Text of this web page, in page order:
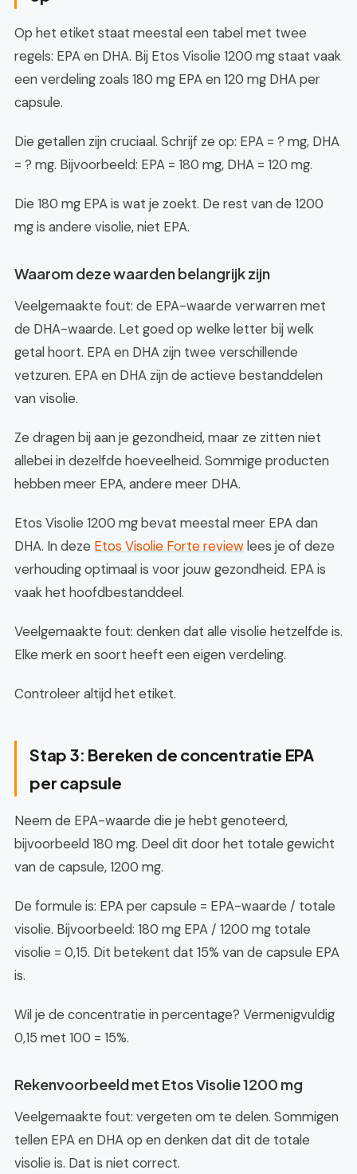
Op het etiket staat meestal een tabel met twee
regels: EPA en DHA. Bij Etos Visolie 1200 mg staat vaak
een verdeling zoals 180 mg EPA en 120 mg DHA per
capsule.
Die getallen zijn cruciaal. Schrijf ze op: EPA = ? mg, DHA
= ? mg. Bijvoorbeeld: EPA = 180 mg, DHA = 120 mg.
Die 180 mg EPA is wat je zoekt. De rest van de 1200
mg is andere visolie, niet EPA.
Waarom deze waarden belangrijk zijn
Veelgemaakte fout: de EPA-waarde verwarren met
de DHA-waarde. Let goed op welke letter bij welk
getal hoort. EPA en DHA zijn twee verschillende
vetzuren. EPA en DHA zijn de actieve bestanddelen
van visolie.
Ze dragen bij aan je gezondheid, maar ze zitten niet
allebei in dezelfde hoeveelheid. Sommige producten
hebben meer EPA, andere meer DHA.
Etos Visolie 1200 mg bevat meestal meer EPA dan
DHA. In deze Etos Visolie Forte reviewlees je of deze
verhouding optimaal is voor jouw gezondheid. EPA is
vaak het hoofdbestanddeel.
Veelgemaakte fout: denken dat alle visolie hetzelfde is.
Elke merk en soort heeft een eigen verdeling.
Controleer altijd het etiket.
Stap 3: Bereken de concentratie EPA
per capsule
Neem de EPA-waarde die je hebt genoteerd,
bijvoorbeeld 180 mg. Deel dit door het totale gewicht
van de capsule, 1200 mg.
De formule is: EPA per capsule = EPA-waarde / totale
visolie. Bijvoorbeeld: 180 mg EPA / 1200 mg totale
visolie = 0,15. Dit betekent dat 15% van de capsule EPA
is.
Wil je de concentratie in percentage? Vermenigvuldig
0,15 met 100 = 15%.
Rekenvoorbeeld met Etos Visolie 1200 mg
Veelgemaakte fout: vergeten om te delen. Sommigen
tellen EPA en DHA op en denken dat dit de totale
visolie is. Dat is niet correct.